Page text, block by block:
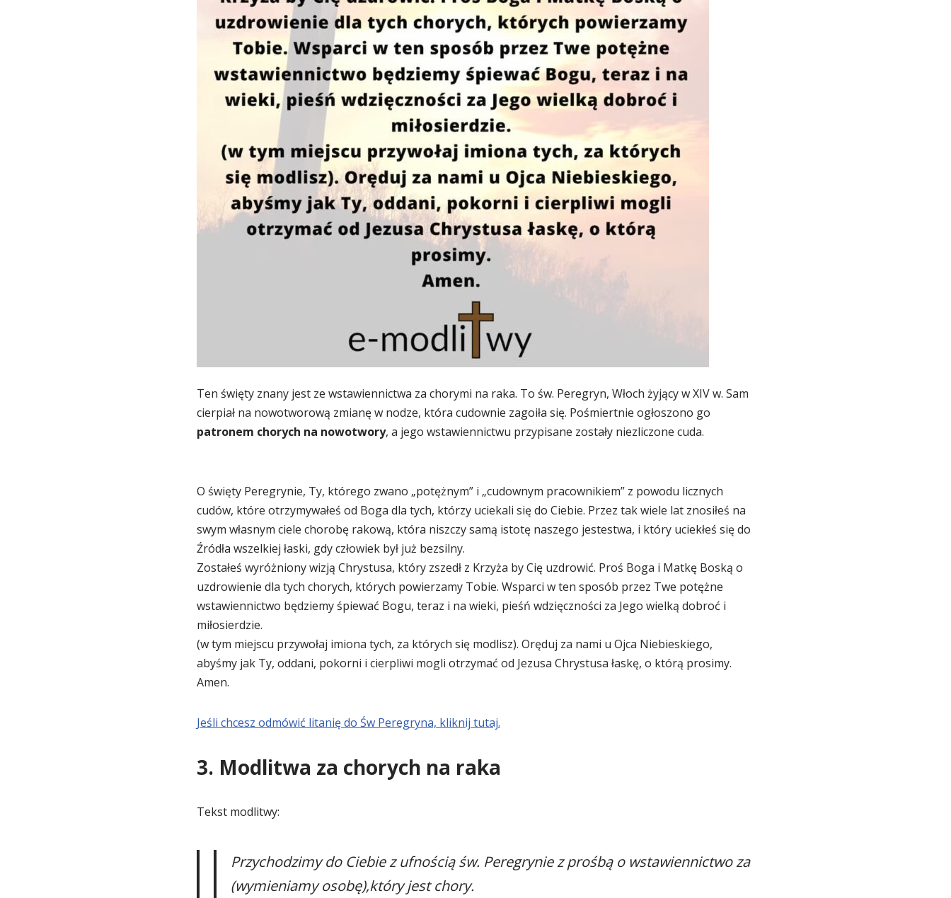
Ten święty znany jest ze wstawiennictwa za chorymi na raka. To św. Peregryn, Włoch żyjący w XIV w. Sam
cierpiał na nowotworową zmianę w nodze, która cudownie zagoiła się. Pośmiertnie ogłoszono go
patronem chorych na nowotwory, a jego wstawiennictwu przypisane zostały niezliczone cuda.
O święty Peregrynie, Ty, którego zwano „potężnym” i „cudownym pracownikiem” z powodu licznych
cudów, które otrzymywałeś od Boga dla tych, którzy uciekali się do Ciebie. Przez tak wiele lat znosiłeś na
swym własnym ciele chorobę rakową, która niszczy samą istotę naszego jestestwa, i który uciekłeś się do
Źródła wszelkiej łaski, gdy człowiek był już bezsilny.
Zostałeś wyróżniony wizją Chrystusa, który zszedł z Krzyża by Cię uzdrowić. Proś Boga i Matkę Boską o
uzdrowienie dla tych chorych, których powierzamy Tobie. Wsparci w ten sposób przez Twe potężne
wstawiennictwo będziemy śpiewać Bogu, teraz i na wieki, pieśń wdzięczności za Jego wielką dobroć i
miłosierdzie.
(w tym miejscu przywołaj imiona tych, za których się modlisz). Oręduj za nami u Ojca Niebieskiego,
abyśmy jak Ty, oddani, pokorni i cierpliwi mogli otrzymać od Jezusa Chrystusa łaskę, o którą prosimy.
Amen.
Jeśli chcesz odmówić litanię do Św Peregryna, kliknij tutaj.
3. Modlitwa za chorych na raka
Tekst modlitwy:
Przychodzimy do Ciebie z ufnością św. Peregrynie z prośbą o wstawiennictwo za
(wymieniamy osobę),który jest chory.